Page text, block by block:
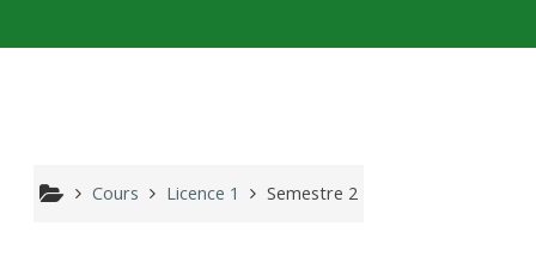
Cours Licence 1 Semestre 2